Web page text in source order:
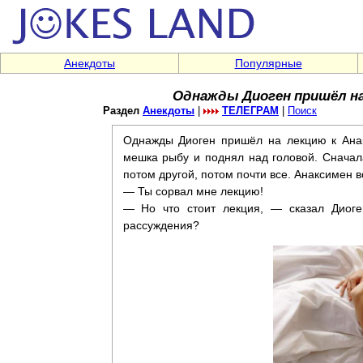
Анекдоты Популярные
Однажды Диоген пришёл
Раздел Анекдоты ТЕЛЕГРАМ Поиск
Однажды Диоген пришёл на лекцию к
мешка рыбу и поднял над головой.
потом другой, потом почти все. Анаксимен
— Ты сорвал мне лекцию!
— Но что стоит лекция, — сказал
рассуждения?